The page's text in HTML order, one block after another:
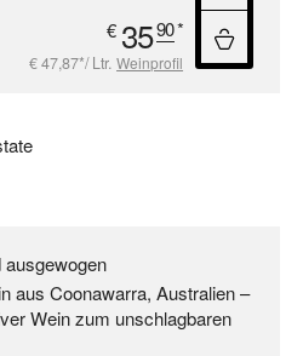
€ 3590*
€ 47,87*/ Ltr. Weinprofil
ausgewogen
aus Coonawarra, Australien –
Wein zum unschlagbaren